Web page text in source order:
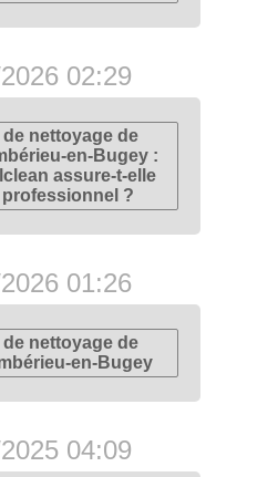
02:29
nettoyage de
en-Bugey :
assure-t-elle
professionnel ?
01:26
nettoyage de
en-Bugey
04:09